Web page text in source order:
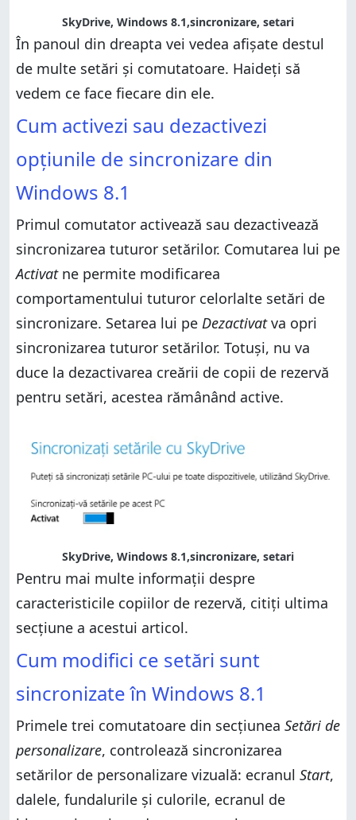
SkyDrive, Windows 8.1,sincronizare, setari
În panoul din dreapta vei vedea afișate destul
de multe setări și comutatoare. Haideți să
vedem ce face fiecare din ele.
Cum activezi sau dezactivezi
opțiunile de sincronizare din
Windows 8.1
Primul comutator activează sau dezactivează
sincronizarea tuturor setărilor. Comutarea lui pe
Activatne permite modificarea
comportamentului tuturor celorlalte setări de
sincronizare. Setarea lui pe Dezactivatva opri
sincronizarea tuturor setărilor. Totuși, nu va
duce la dezactivarea creării de copii de rezervă
pentru setări, acestea rămânând active.
SkyDrive, Windows 8.1,sincronizare, setari
Pentru mai multe informații despre
caracteristicile copiilor de rezervă, citiți ultima
secțiune a acestui articol.
Cum modifici ce setări sunt
sincronizate în Windows 8.1
Primele trei comutatoare din secțiunea Setări de
personalizare, controlează sincronizarea
setărilor de personalizare vizuală: ecranul Start,
dalele, fundalurile și culorile, ecranul de